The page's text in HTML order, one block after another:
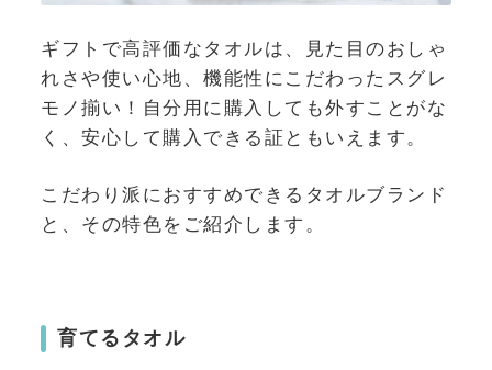
ギフトで高評価なタオルは、見た目のおしゃ
れさや使い心地、機能性にこだわったスグレ
モノ揃い！自分用に購入しても外すことがな
く、安心して購入できる証ともいえます。
こだわり派におすすめできるタオルブランド
と、その特色をご紹介します。
育てるタオル